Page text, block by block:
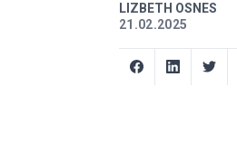
LIZBETH OSNES
21.02.2025